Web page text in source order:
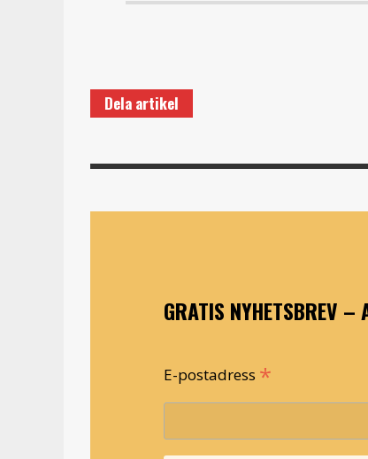
Dela artikel
GRATIS NYHETSBREV –
E-postadress *